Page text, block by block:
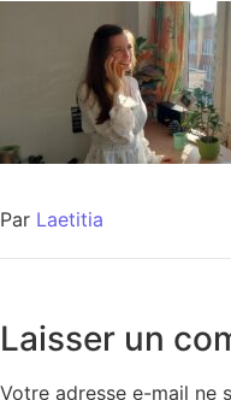
Par Laetitia
Laisser un
Votre adresse e-mail ne